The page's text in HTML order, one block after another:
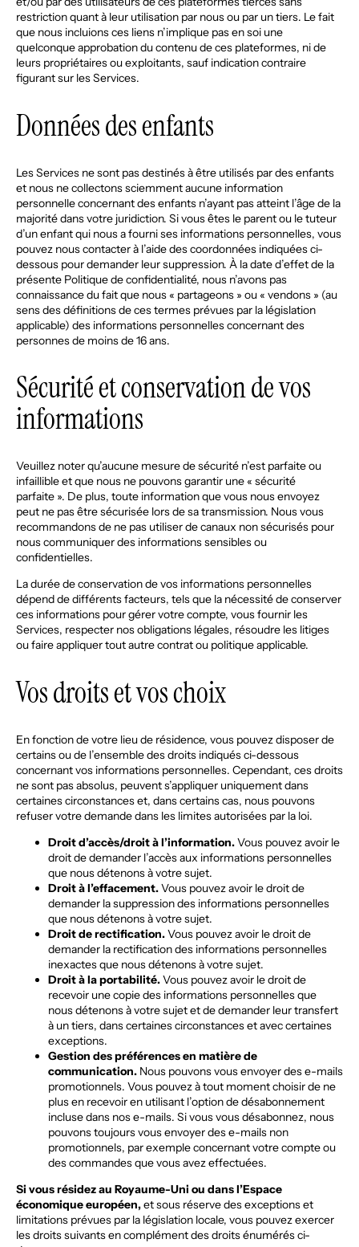
restriction quant à leur utilisation par nous ou par un tiers. Le fait
que nous incluions ces liens n’implique pas en soi une
quelconque approbation du contenu de ces plateformes, ni de
leurs propriétaires ou exploitants, sauf indication contraire
figurant sur les Services.
Données des enfants
Les Services ne sont pas destinés à être utilisés par des enfants
et nous ne collectons sciemment aucune information
personnelle concernant des enfants n’ayant pas atteint l’âge de la
majorité dans votre juridiction. Si vous êtes le parent ou le tuteur
d’un enfant qui nous a fourni ses informations personnelles, vous
pouvez nous contacter à l’aide des coordonnées indiquées ci-
dessous pour demander leur suppression. À la date d’effet de la
présente Politique de confidentialité, nous n’avons pas
connaissance du fait que nous « partageons » ou « vendons » (au
sens des définitions de ces termes prévues par la législation
applicable) des informations personnelles concernant des
personnes de moins de 16 ans.
Sécurité et conservation de vos
informations
Veuillez noter qu’aucune mesure de sécurité n’est parfaite ou
infaillible et que nous ne pouvons garantir une « sécurité
parfaite ». De plus, toute information que vous nous envoyez
peut ne pas être sécurisée lors de sa transmission. Nous vous
recommandons de ne pas utiliser de canaux non sécurisés pour
nous communiquer des informations sensibles ou
confidentielles.
La durée de conservation de vos informations personnelles
dépend de différents facteurs, tels que la nécessité de conserver
ces informations pour gérer votre compte, vous fournir les
Services, respecter nos obligations légales, résoudre les litiges
ou faire appliquer tout autre contrat ou politique applicable.
Vos droits et vos choix
En fonction de votre lieu de résidence, vous pouvez disposer de
certains ou de l’ensemble des droits indiqués ci-dessous
concernant vos informations personnelles. Cependant, ces droits
ne sont pas absolus, peuvent s’appliquer uniquement dans
certaines circonstances et, dans certains cas, nous pouvons
refuser votre demande dans les limites autorisées par la loi.
Droit d’accès/droit à l’information.Vous pouvez avoir le
droit de demander l’accès aux informations personnelles
que nous détenons à votre sujet.
Droit à l’effacement.Vous pouvez avoir le droit de
demander la suppression des informations personnelles
que nous détenons à votre sujet.
Droit de rectification.Vous pouvez avoir le droit de
demander la rectification des informations personnelles
inexactes que nous détenons à votre sujet.
Droit à la portabilité.Vous pouvez avoir le droit de
recevoir une copie des informations personnelles que
nous détenons à votre sujet et de demander leur transfert
à un tiers, dans certaines circonstances et avec certaines
exceptions.
Gestion des préférences en matière de
communication. Nous pouvons vous envoyer des e-mails
promotionnels. Vous pouvez à tout moment choisir de ne
plus en recevoir en utilisant l’option de désabonnement
incluse dans nos e-mails. Si vous vous désabonnez, nous
pouvons toujours vous envoyer des e-mails non
promotionnels, par exemple concernant votre compte ou
des commandes que vous avez effectuées.
Si vous résidez au Royaume-Uni ou dans l’Espace
économique européen,et sous réserve des exceptions et
limitations prévues par la législation locale, vous pouvez exercer
les droits suivants en complément des droits énumérés ci-